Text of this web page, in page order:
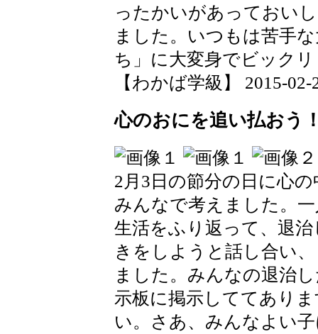
ったかいがあっておい
ました。いつもは苦手
ち」に大変身でビック
【わかば学級】 2015-02-
心のおにを追い払おう
2月3日の節分の日に心
みんなで考えました。
生活をふり返って、退
きをしようと話し合い
ました。みんなの退治
示板に掲示しててあり
い。さあ、みんなよい